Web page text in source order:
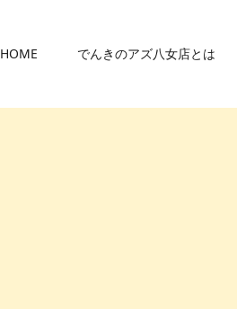
HOME でんきのアズ八女店とは